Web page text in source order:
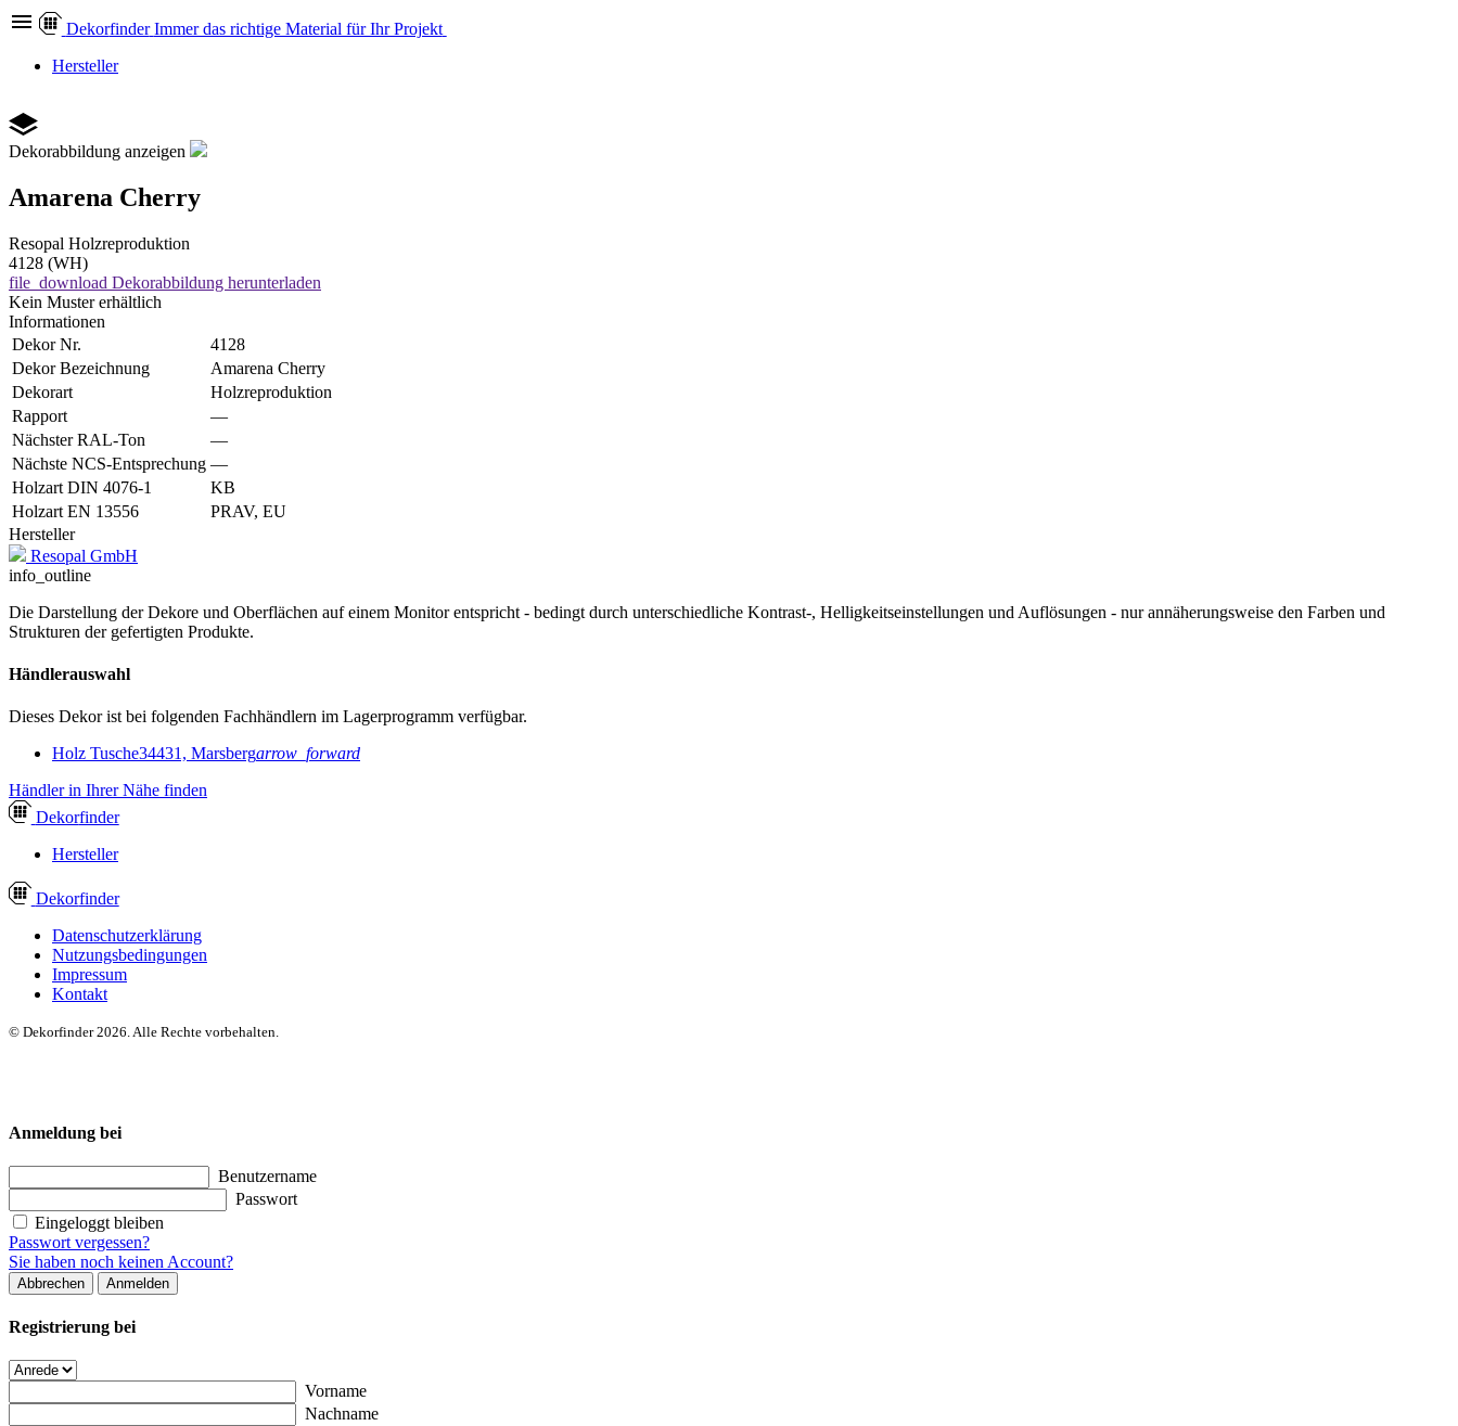
Dekorfinder Immer das richtige Material für Ihr Projekt
Hersteller
Dekorabbildung anzeigen
Amarena Cherry
Resopal Holzreproduktion
4128 (WH)
file_download Dekorabbildung herunterladen
Kein Muster erhältlich
Informationen
Dekor Nr.
4128
Dekor Bezeichnung
Amarena Cherry
Dekorart
Holzreproduktion
Rapport
—
Nächster RAL-Ton
—
Nächste NCS-Entsprechung —
Holzart DIN 4076-1
KB
Holzart EN 13556
PRAV, EU
Hersteller
Resopal GmbH
info_outline
Die Darstellung der Dekore und Oberflächen auf einem Monitor entspricht - bedingt durch unterschiedliche Kontrast-, Helligkeitseinstellungen und Auflösungen - nur annäherungsweise den Farben und
Strukturen der gefertigten Produkte.
Händlerauswahl
Dieses Dekor ist bei folgenden Fachhändlern im Lagerprogramm verfügbar.
Holz Tusche34431, Marsbergarrow_forward
Händler in Ihrer Nähe finden
Dekorfinder
Hersteller
Dekorfinder
Datenschutzerklärung
Nutzungsbedingungen
Impressum
Kontakt
© Dekorfinder 2026. Alle Rechte vorbehalten.
Anmeldung bei
Benutzername
Passwort
Eingeloggt bleiben
Passwort vergessen?
Sie haben noch keinen Account?
Abbrechen Anmelden
Registrierung bei
Vorname
Nachname